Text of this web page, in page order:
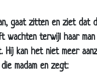
gaat zitten en ziet dat
wachten terwijl haar
Hij kan het niet meer
madam en zegt:
het balkon gevallen